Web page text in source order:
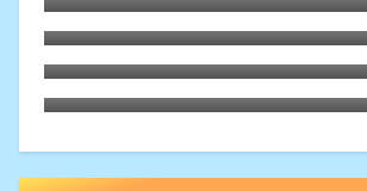
ームシアターが本領を発揮、そ
慄
Debian 13 trixieをLXQtで
にインストールしてみた。懐か
Motorola Edge40にTPUスク
テクター